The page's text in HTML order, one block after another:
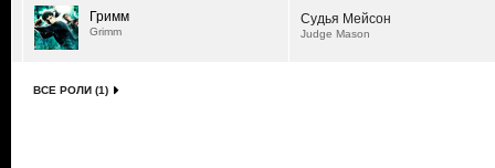
Гримм
Grimm
Судья Мейсон
Judge Mason
ВСЕ РОЛИ (1)